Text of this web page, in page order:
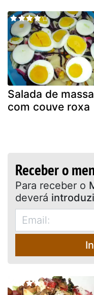
Salada de massa
com couve roxa
Receber o
Para receber o
deverá